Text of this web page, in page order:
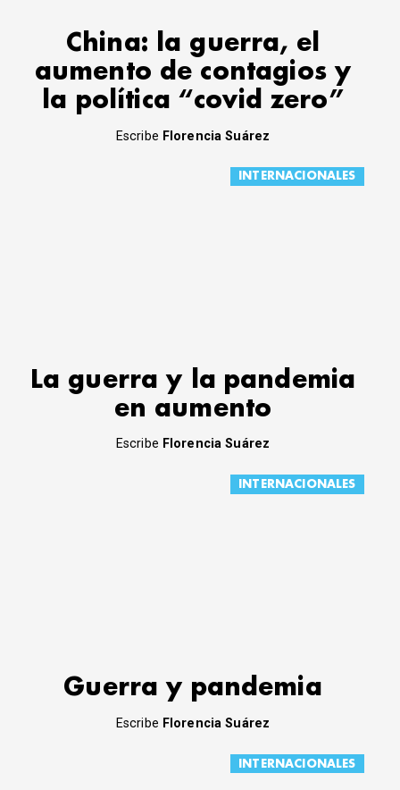
China: la guerra, el
aumento de contagios y
la política “covid zero”
Escribe Florencia Suárez
INTERNACIONALES
La guerra y la pandemia
en aumento
Escribe Florencia Suárez
INTERNACIONALES
Guerra y pandemia
Escribe Florencia Suárez
INTERNACIONALES